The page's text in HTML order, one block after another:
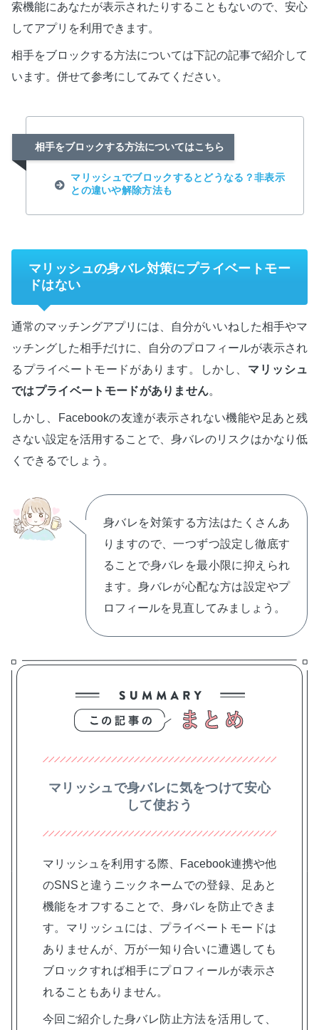
索機能にあなたが表示されたりすることもないので、安心
してアプリを利用できます。
相手をブロックする方法については下記の記事で紹介して
います。併せて参考にしてみてください。
相手をブロックする方法についてはこちら
マリッシュでブロックするとどうなる？非表示
との違いや解除方法も
マリッシュの身バレ対策にプライベートモー
ドはない
通常のマッチングアプリには、自分がいいねした相手やマ
ッチングした相手だけに、自分のプロフィールが表示され
るプライベートモードがあります。しかし、 マリッシュ
ではプライベートモードがありません。
しかし、Facebookの友達が表示されない機能や足あと残
さない設定を活用することで、身バレのリスクはかなり低
くできるでしょう。
身バレを対策する方法はたくさんあ
りますので、一つずつ設定し徹底す
ることで身バレを最小限に抑えられ
ます。身バレが心配な方は設定やプ
ロフィールを見直してみましょう。
マリッシュで身バレに気をつけて安心
して使おう
マリッシュを利用する際、Facebook連携や他
のSNSと違うニックネームでの登録、足あと
機能をオフすることで、身バレを防止できま
す。マリッシュには、プライベートモードは
ありませんが、万が一知り合いに遭遇しても
ブロックすれば相手にプロフィールが表示さ
れることもありません。
今回ご紹介した身バレ防止方法を活用して、